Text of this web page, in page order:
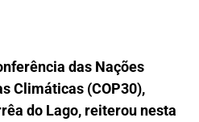
das Nações
Climáticas (COP30),
do Lago, reiterou nesta